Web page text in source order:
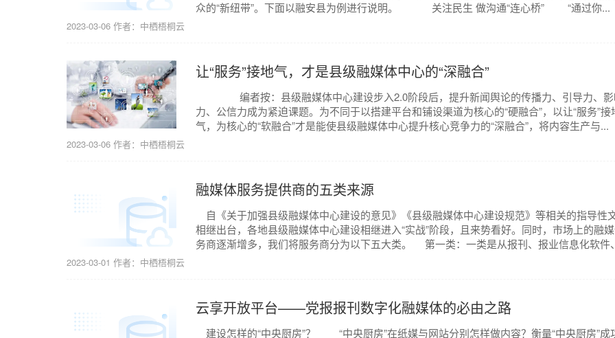
众的“新纽带”。下面以融安县为例进行说明。 关注民生 做沟通“连心桥” “通过你...
2023-03-06 作者：中栖梧桐云
让“服务”接地气，才是县级融媒体中心的“深融合”
编者按：县级融媒体中心建设步入2.0阶段后，提升新闻舆论的传播力、引导力、
力、公信力成为紧迫课题。为不同于以搭建平台和铺设渠道为核心的“硬融合”，以让“服务”接
气，为核心的“软融合”才是能使县级融媒体中心提升核心竞争力的“深融合”，将内容生产与...
2023-03-06 作者：中栖梧桐云
融媒体服务提供商的五类来源
自《关于加强县级融媒体中心建设的意见》《县级融媒体中心建设规范》等相关的指导性
相继出台，各地县级融媒体中心建设相继进入“实战”阶段，且来势看好。同时，市场上的融
务商逐渐增多，我们将服务商分为以下五大类。 第一类：一类是从报刊、报业信息化软件
2023-03-01 作者：中栖梧桐云
云享开放平台——党报报刊数字化融媒体的必由之路
建设怎样的“中央厨房”？ “中央厨房”在纸媒与网站分别怎样做内容？衡量“中央厨房”成